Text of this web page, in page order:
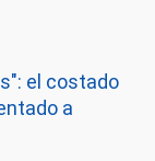
el costado
a